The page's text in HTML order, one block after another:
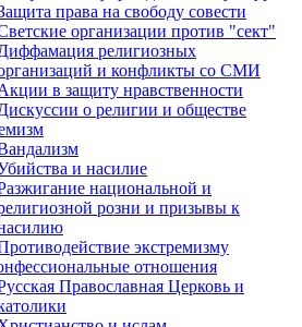
права на свободу совести
организации против "сект"
религиозных
и конфликты со СМИ
в защиту нравственности
о религии и обществе
и насилие
национальной и
розни и призывы к
экстремизму
отношения
Православная Церковь и